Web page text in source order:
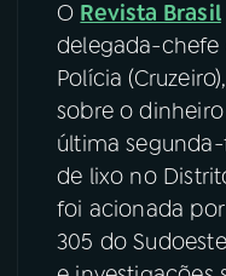
07ÚLTIMAS
08FESTIVAL DE
ACOMPANHE A RÁDIO
YouTube
O Revista Brasil
delegada-chefe
Polícia (Cruzeiro),
sobre o
última
de lixo no
foi acionada
305 do